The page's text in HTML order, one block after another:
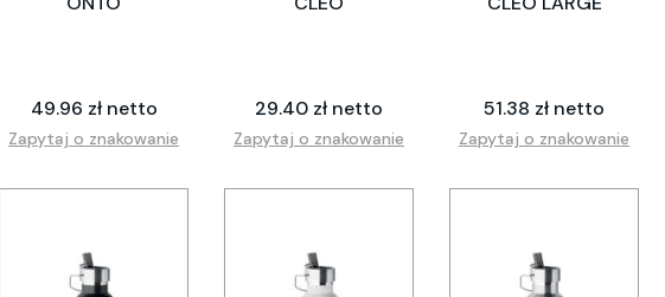
49.96 zł netto
Zapytaj o znakowanie
29.40 zł netto
Zapytaj o znakowanie
51.38 zł netto
Zapytaj o znakowanie